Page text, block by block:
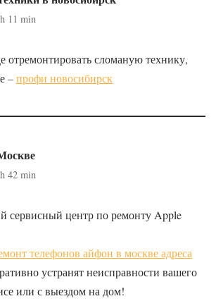
11 min
отремонтировать сломаную технику,
–профи новосибирск
42 min
сервисный центр по ремонту Apple
телефонов айфон в москве адреса
устранят неисправности вашего
или с выездом на дом!